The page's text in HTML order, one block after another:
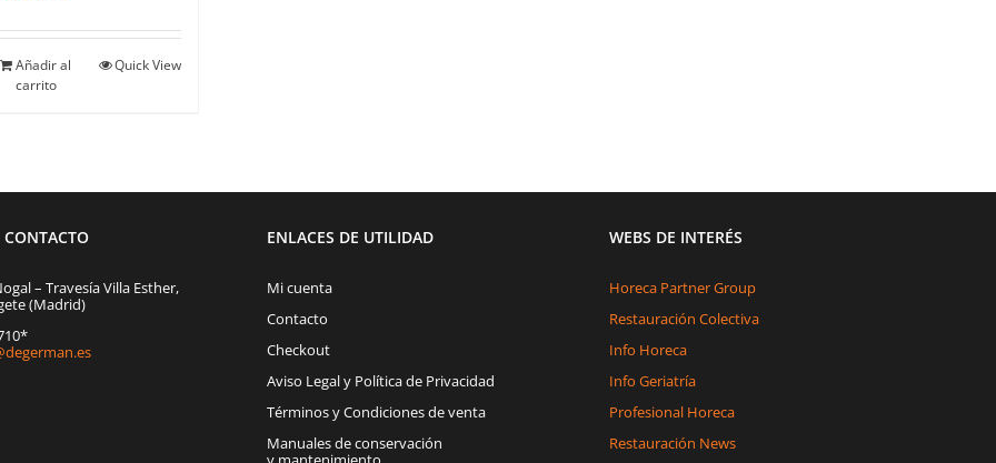
Añadir al
carrito
Quick View
CONTACTO
– Travesía Villa Esther,
(Madrid)
ENLACES DE UTILIDAD
Mi cuenta
Contacto
Checkout
Aviso Legal y Política de Privacidad
Términos y Condiciones de venta
Manuales de conservación
WEBS DE INTERÉS
Horeca Partner Group
Restauración Colectiva
Info Horeca
Info Geriatría
Profesional Horeca
Restauración News